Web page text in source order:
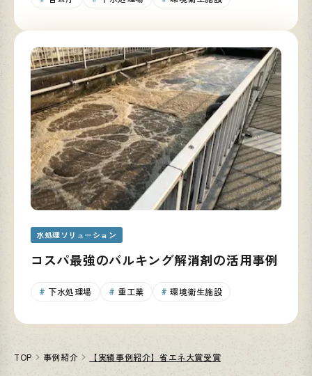
水処理ソリューション
コスパ最強のバルキング解消剤の活用事例
下水処理場 重工業 環境衛生施設
TOP 事例紹介 【実績事例紹介】省エネ大賞受賞